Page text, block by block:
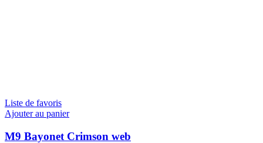
Liste de favoris
Ajouter au panier
M9 Bayonet Crimson web